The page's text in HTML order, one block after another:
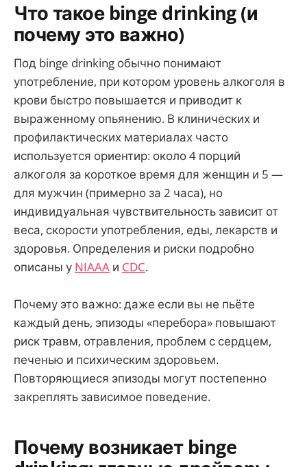
Что такое binge drinking (и
почему это важно)
Под binge drinking обычно понимают
употребление, при котором уровень алкоголя в
крови быстро повышается и приводит к
выраженному опьянению. В клинических и
профилактических материалах часто
используется ориентир: около 4 порций
алкоголя за короткое время для женщин и 5 —
для мужчин (примерно за 2 часа), но
индивидуальная чувствительность зависит от
веса, скорости употребления, еды, лекарств и
здоровья. Определения и риски подробно
описаны у NIAAA и CDC.
Почему это важно: даже если вы не пьёте
каждый день, эпизоды «перебора» повышают
риск травм, отравления, проблем с сердцем,
печенью и психическим здоровьем.
Повторяющиеся эпизоды могут постепенно
закреплять зависимое поведение.
Почему возникает binge